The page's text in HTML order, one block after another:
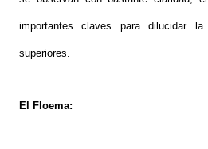
importantes claves para dilucidar
superiores.
El Floema: